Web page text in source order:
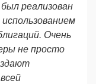
реализован
Очень
не просто